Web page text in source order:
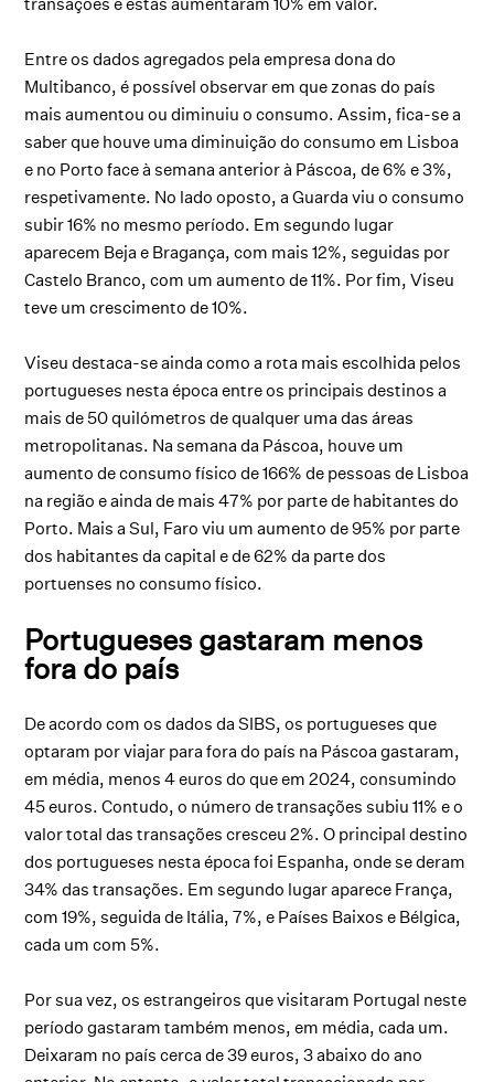
Entre os dados agregados pela empresa dona do
Multibanco, é possível observar em que zonas do país
mais aumentou ou diminuiu o consumo. Assim, fica-se a
saber que houve uma diminuição do consumo em Lisboa
e no Porto face à semana anterior à Páscoa, de 6% e 3%,
respetivamente. No lado oposto, a Guarda viu o consumo
subir 16% no mesmo período. Em segundo lugar
aparecem Beja e Bragança, com mais 12%, seguidas por
Castelo Branco, com um aumento de 11%. Por fim, Viseu
teve um crescimento de 10%.
Viseu destaca-se ainda como a rota mais escolhida pelos
portugueses nesta época entre os principais destinos a
mais de 50 quilómetros de qualquer uma das áreas
metropolitanas. Na semana da Páscoa, houve um
aumento de consumo físico de 166% de pessoas de Lisboa
na região e ainda de mais 47% por parte de habitantes do
Porto. Mais a Sul, Faro viu um aumento de 95% por parte
dos habitantes da capital e de 62% da parte dos
portuenses no consumo físico.
Portugueses gastaram menos
fora do país
De acordo com os dados da SIBS, os portugueses que
optaram por viajar para fora do país na Páscoa gastaram,
em média, menos 4 euros do que em 2024, consumindo
45 euros. Contudo, o número de transações subiu 11% e o
valor total das transações cresceu 2%. O principal destino
dos portugueses nesta época foi Espanha, onde se deram
34% das transações. Em segundo lugar aparece França,
com 19%, seguida de Itália, 7%, e Países Baixos e Bélgica,
cada um com 5%.
Por sua vez, os estrangeiros que visitaram Portugal neste
período gastaram também menos, em média, cada um.
Deixaram no país cerca de 39 euros, 3 abaixo do ano